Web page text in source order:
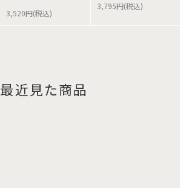
3,520円(税込)
3,795円(税込)
最近見た商品